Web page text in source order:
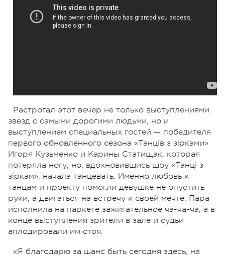
Растрогал этот вечер не только выступлениями
звезд с самыми дорогими людьми, но и
выступлением специальных гостей — победителя
первого обновленного сезона «Танців з зірками»
Игоря Кузьменко и Карины Статищак, которая
потеряла ногу, но, вдохновившись шоу «Танці з
зіркам», начала танцевать. Именно любовь к
танцам и проекту помогли девушке не опустить
руки, а двигаться на встречу к своей мечте. Пара
исполнила на паркете зажигательное ча-ча-ча, а в
конце выступления зрители в зале и судьи
аплодировали им стоя.
«Я благодарю за шанс быть сегодня здесь, на